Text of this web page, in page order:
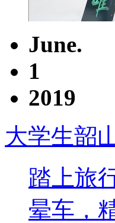
June.
1
2019
大学生韶
踏上旅
晕车，